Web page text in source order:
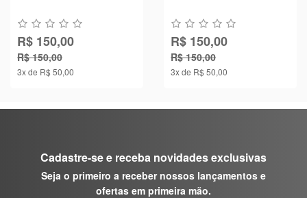
R$ 150,00
R$ 150,00
3x de R$ 50,00
R$ 150,00
R$ 150,00
3x de R$ 50,00
Cadastre-se e receba novidades exclusivas
Seja o primeiro a receber nossos lançamentos e
ofertas em primeira mão.